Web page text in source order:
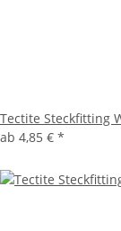
Tectite Steckfitting
ab 4,85 € *